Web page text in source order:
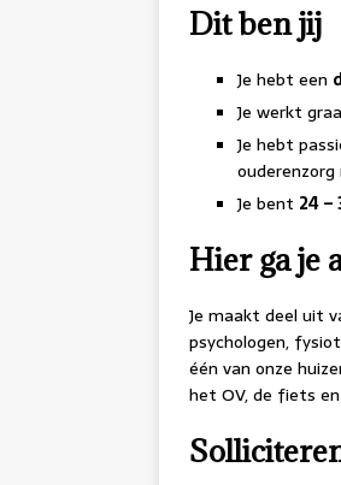
Dit ben jij
Je hebt een
Je werkt
Je hebt
ouderenzorg
Je bent 24 –
Hier ga je
Je maakt deel uit
psychologen,
één van onze
het OV, de fiets